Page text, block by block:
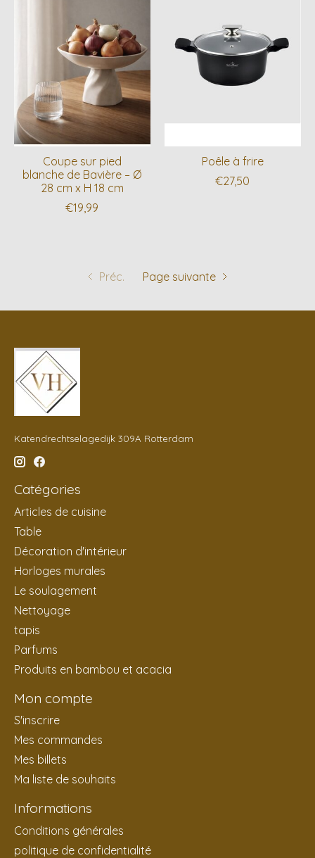
Coupe sur pied
blanche de Bavière – Ø
28 cm x H 18 cm
€19,99
Poêle à frire
€27,50
Préc. Page suivante
Katendrechtselagedijk 309A Rotterdam
Catégories
Articles de cuisine
Table
Décoration d'intérieur
Horloges murales
Le soulagement
Nettoyage
tapis
Parfums
Produits en bambou et acacia
Mon compte
S'inscrire
Mes commandes
Mes billets
Ma liste de souhaits
Informations
Conditions générales
politique de confidentialité